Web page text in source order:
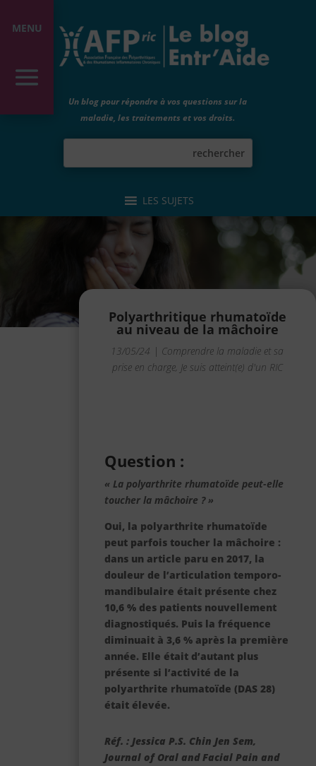
Un blog pour répondre à vos questions sur la
maladie, les traitements et vos droits.
LES SUJETS
MENU
Polyarthritique rhumatoïde
au niveau de la mâchoire
13/05/24 | Comprendre la maladie et sa
prise en charge, Je suis atteint(e) d'un RIC
Question :
« La polyarthrite rhumatoïde peut-elle
toucher la mâchoire ?»
Oui, la polyarthrite rhumatoïde
peut parfois toucher la mâchoire :
dans un article paru en 2017, la
douleur de l’articulation temporo-
mandibulaire était présente chez
10,6 % des patients nouvellement
diagnostiqués. Puis la fréquence
diminuait à 3,6 % après la première
année. Elle était d’autant plus
présente si l’activité de la
polyarthrite rhumatoïde (DAS 28)
était élevée.
Réf. : Jessica P.S. Chin Jen Sem,
Journal of Oral and Facial Pain and